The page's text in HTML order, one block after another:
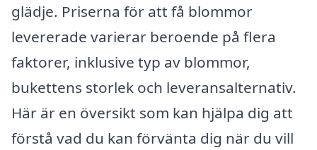
glädje. Priserna för att få blommor
levererade varierar beroende på flera
faktorer, inklusive typ av blommor,
bukettens storlek och leveransalternativ.
Här är en översikt som kan hjälpa dig att
förstå vad du kan förvänta dig när du vill